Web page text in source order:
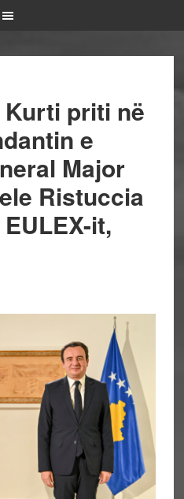
priti në
e
Major
Ristuccia
it,